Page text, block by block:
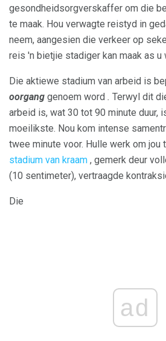
gesondheidsorgverskaffer om die
te maak. Hou verwagte reistyd in
neem, aangesien die verkeer op
reis 'n bietjie stadiger kan maak as u
Die aktiewe stadium van arbeid is
oorgang genoem word . Terwyl dit
arbeid is, wat 30 tot 90 minute duur,
moeilikste. Nou kom intense
twee minute voor. Hulle werk om jou
stadium van kraam , gemerk deur
(10 sentimeter), vertraagde
Die
ad